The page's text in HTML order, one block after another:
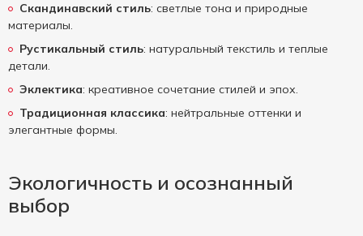
Скандинавский стиль: светлые тона и природные
материалы.
Рустикальный стиль: натуральный текстиль и теплые
детали.
Эклектика: креативное сочетание стилей и эпох.
Традиционная классика: нейтральные оттенки и
элегантные формы.
Экологичность и осознанный
выбор